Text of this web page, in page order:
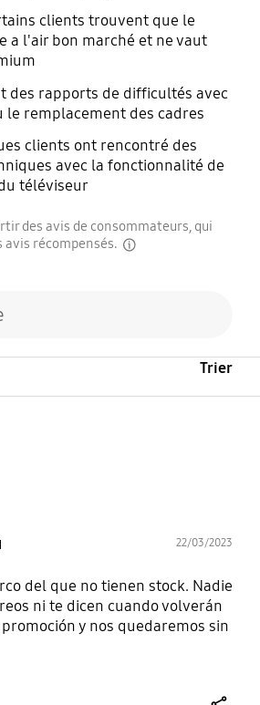
clients trouvent que le
a l'air bon marché et ne vaut
des rapports de difficultés avec
remplacement des cadres
clients ont rencontré des
avec la fonctionnalité de
téléviseur
des avis de consommateurs, qui
récompensés.
Trier
22/03/2023
del que no tienen stock. Nadie
ni te dicen cuando volverán
y nos quedaremos sin